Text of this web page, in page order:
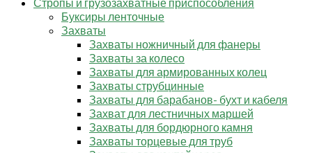
Буксиры ленточные
Захваты
Захваты ножничный для фанеры
Захваты за колесо
Захваты для армированных колец
Захваты струбцинные
Захваты для барабанов- бухт и кабеля
Захват для лестничных маршей
Захваты для бордюрного камня
Захваты торцевые для труб